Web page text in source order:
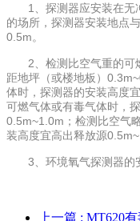
1、探测器应安装在无
的场所，探测器安装地点
0.5m。
2、检测比空气重的可
距地坪（或楼地板）
体时，探测器的安装高度
可燃气体或有毒气体时，
0.5m~1.0m；检测比空气
装高度宜高出释放源
3、环境氧气探测器的
上一篇 : MT620